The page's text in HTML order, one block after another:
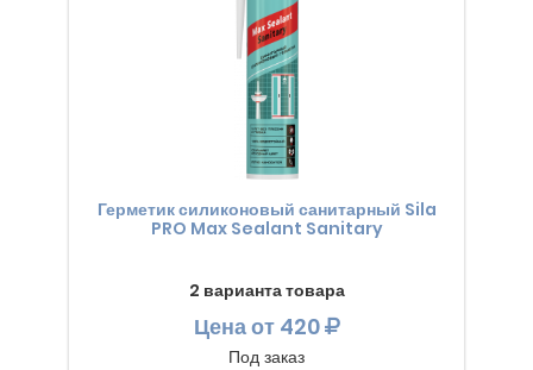
Герметик силиконовый санитарный Sila
PRO Max Sealant Sanitary
2 варианта товара
Ценаот 420
Под заказ